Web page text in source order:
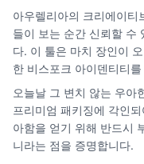
아우렐리아의 크리에이티
들이 보는 순간 신뢰할 수
다. 이 툴은 마치 장인이
한 비스포크 아이덴티티
오늘날 그 변치 않는 우아
프리미엄 패키징에 각인
아함을 얻기 위해 반드시
니라는 점을 증명합니다.